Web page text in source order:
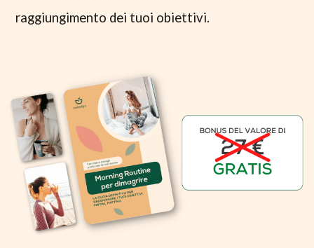
raggiungimento dei tuoi obiettivi.